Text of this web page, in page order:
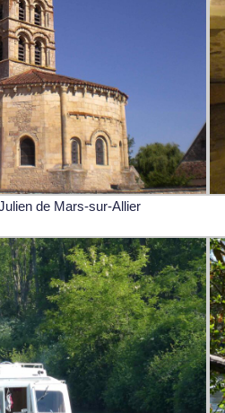
de Mars-sur-Allier